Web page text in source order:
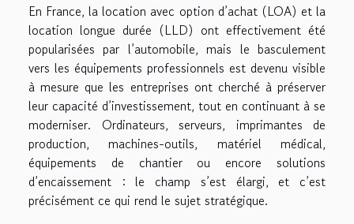
En France, la location avec option d’achat (LOA) et la
location longue durée (LLD) ont effectivement été
popularisées par l’automobile, mais le basculement
vers les équipements professionnels est devenu visible
à mesure que les entreprises ont cherché à préserver
leur capacité d’investissement, tout en continuant à se
moderniser. Ordinateurs, serveurs, imprimantes de
production, machines-outils, matériel médical,
équipements de chantier ou encore solutions
d’encaissement : le champ s’est élargi, et c’est
précisément ce qui rend le sujet stratégique.